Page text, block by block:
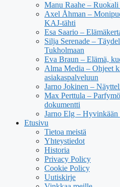
Manu Raahe –
Axel Åhman –
KAJ-tähti
Esa Saario –
Silja Serenade –
Tukholmaan
Eva Braun – Elämä,
Alma Media – Ohjeet
asiakaspalveluun
Jarno Jokinen –
Max Perttula –
dokumentti
Jarno Elg – Hyvinkään
Etusivu
Tietoa meistä
Yhteystiedot
Historia
Privacy Policy
Cookie Policy
Uutiskirje